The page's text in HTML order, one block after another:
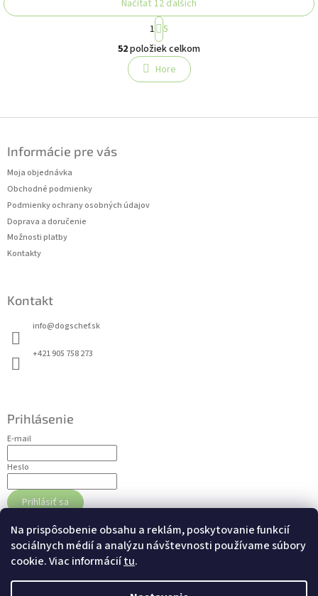
Na prispôsobenie obsahu a reklám, poskytovanie funkcií
sociálnych médií a analýzu návštevnosti používame súbory
cookie. Viac informáciítu.
O
v
l
á
c
Načítať 12 ďalších
S
t
r
á
n
k
a
1
5
52položiek celkom
Hore
Informácie pre vás
Moja objednávka
Obchodné podmienky
Podmienky ochrany osobných údajov
Doprava a doručenie
Možnosti platby
Kontakty
Kontakt
info@dogschef.sk
+421 905 758 273
Prihlásenie
E-mail
Heslo
Prihlásiť sa
Nákupný košík